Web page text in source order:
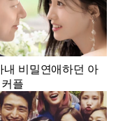
내 비밀연애하던 아
플